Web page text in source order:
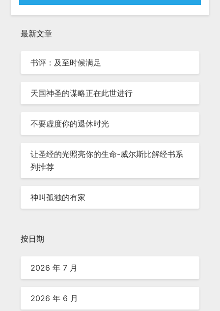
最新文章
书评：及至时候满足
天国神圣的谋略正在此世进行
不要虚度你的退休时光
让圣经的光照亮你的生命-威尔斯比解经书系
列推荐
神叫孤独的有家
按日期
2026 年 7 月
2026 年 6 月